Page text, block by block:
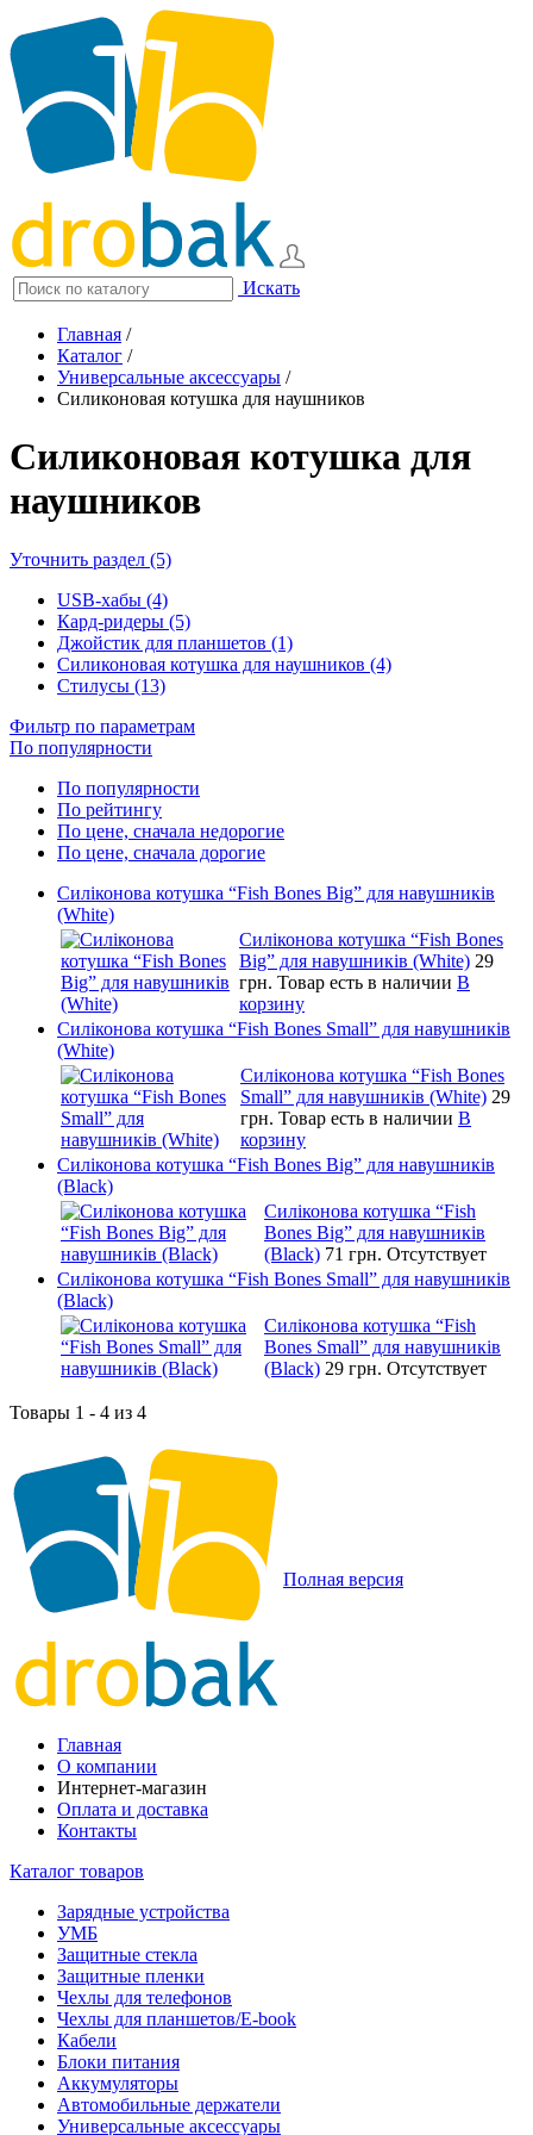
Искать
Главная /
Каталог /
Универсальные аксессуары /
Силиконовая котушка для наушников
Силиконовая котушка для
наушников
Уточнить раздел (5)
USB-хабы (4)
Кард-ридеры (5)
Джойстик для планшетов (1)
Силиконовая котушка для наушников (4)
Стилусы (13)
Фильтр по параметрам
По популярности
По популярности
По рейтингу
По цене, сначала недорогие
По цене, сначала дорогие
Силіконова котушка “Fish Bones Big” для навушників
(White)
Силіконова котушка “Fish Bones
Big” для навушників (White) 29
грн. Товар есть в наличии В
корзину
Силіконова котушка “Fish Bones Small” для навушників
(White)
Силіконова котушка “Fish Bones
Small” для навушників (White) 29
грн. Товар есть в наличии В
корзину
Силіконова котушка “Fish Bones Big” для навушників
(Black)
Силіконова котушка “Fish
Bones Big” для навушників
(Black) 71 грн. Отсутствует
Силіконова котушка “Fish Bones Small” для навушників
(Black)
Силіконова котушка “Fish
Bones Small” для навушників
(Black) 29 грн. Отсутствует
Товары 1 - 4 из 4
Полная версия
Главная
О компании
Интернет-магазин
Оплата и доставка
Контакты
Каталог товаров
Зарядные устройства
УМБ
Защитные стекла
Защитные пленки
Чехлы для телефонов
Чехлы для планшетов/E-book
Кабели
Блоки питания
Аккумуляторы
Автомобильные держатели
Универсальные аксессуары